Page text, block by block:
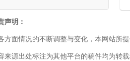
声明：
方面情况的不断调整与变化，本网站所
来源出处标注为其他平台的稿件均为转